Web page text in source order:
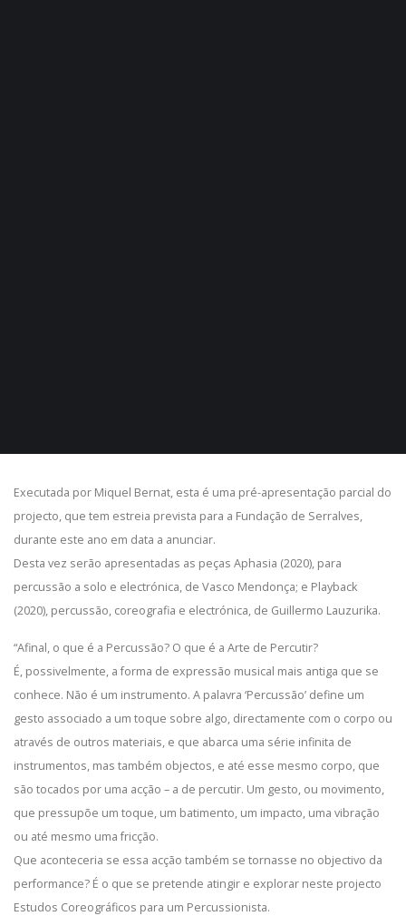
Executada por Miquel Bernat, esta é uma pré-apresentação parcial do
projecto, que tem estreia prevista para a Fundação de Serralves,
durante este ano em data a anunciar.
Desta vez serão apresentadas as peças Aphasia (2020), para
percussão a solo e electrónica, de Vasco Mendonça; e Playback
(2020), percussão, coreografia e electrónica, de Guillermo Lauzurika.
“Afinal, o que é a Percussão? O que é a Arte de Percutir?
É, possivelmente, a forma de expressão musical mais antiga que se
conhece. Não é um instrumento. A palavra ‘Percussão’ define um
gesto associado a um toque sobre algo, directamente com o corpo ou
através de outros materiais, e que abarca uma série infinita de
instrumentos, mas também objectos, e até esse mesmo corpo, que
são tocados por uma acção – a de percutir. Um gesto, ou movimento,
que pressupõe um toque, um batimento, um impacto, uma vibração
ou até mesmo uma fricção.
Que aconteceria se essa acção também se tornasse no objectivo da
performance? É o que se pretende atingir e explorar neste projecto
Estudos Coreográficos para um Percussionista.